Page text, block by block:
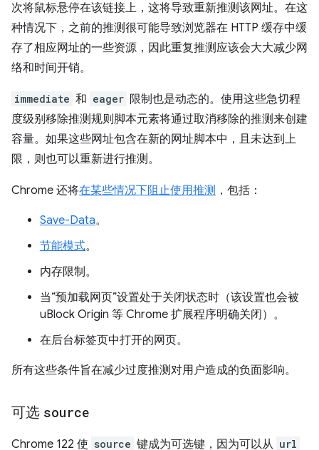
次将鼠标悬停在该链接上，这将导致重新推测该网址。在这
种情况下，之前的推测很可能导致浏览器在 HTTP 缓存中缓
存了相应网址的一些资源，因此重复推测应该会大大减少网
络和时间开销。
immediate 和 eager 限制也是动态的。使用这些急切程
度级别移除推测规则脚本元素将通过取消移除的推测来创建
容量。如果这些网址包含在新的网址脚本中，且未达到上
限，则也可以重新进行推测。
Chrome 还将在某些情况下阻止使用推测 ，包括：
Save-Data。
节能模式。
内存限制。
当“预加载网页”设置处于关闭状态时（该设置也会被
uBlock Origin 等 Chrome 扩展程序明确关闭）。
在后台标签页中打开的网页。
所有这些条件旨在减少过度推测对用户造成的负面影响。
可选 source
Chrome 122 使 source 键成为可选键，因为可以从 url